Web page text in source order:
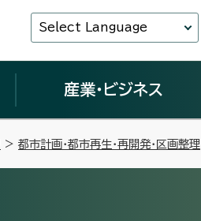
Select Language
産業・ビジネス
> 都市計画・都市再生・再開発・区画整理